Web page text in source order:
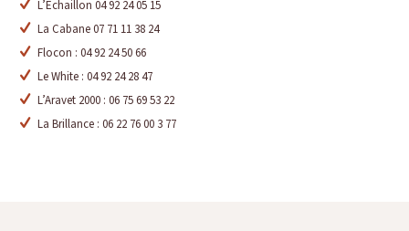
L’Echaillon 04 92 24 05 15
La Cabane 07 71 11 38 24
Flocon : 04 92 24 50 66
Le White : 04 92 24 28 47
L’Aravet 2000 : 06 75 69 53 22
La Brillance : 06 22 76 00 3 77